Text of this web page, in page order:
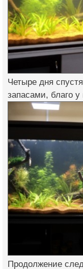
Четыре дня
запасами, благо
Продолжение